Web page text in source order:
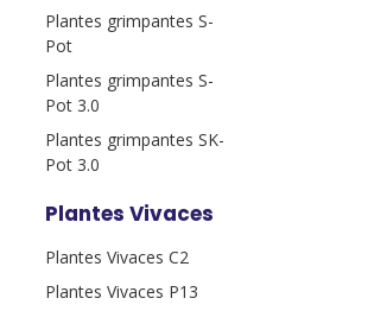
Plantes grimpantes S-
Pot
Plantes grimpantes S-
Pot 3.0
Plantes grimpantes SK-
Pot 3.0
Plantes Vivaces
Plantes Vivaces C2
Plantes Vivaces P13